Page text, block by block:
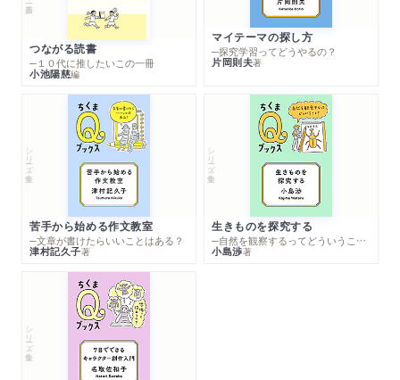
つながる読書
─１０代に推したいこの一冊
小池陽慈編
マイテーマの探し方
─探究学習ってどうやるの？
片岡則夫著
シリーズ・全集
苦手から始める作文教室
─文章が書けたらいいことはある？
津村記久子著
シリーズ・全集
生きものを探究する
─自然を観察するってどういうこと？
小島渉著
シリーズ・全集